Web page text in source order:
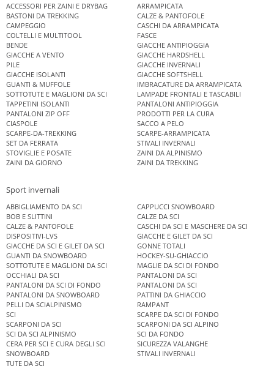
ACCESSORI PER ZAINI E DRYBAG
ARRAMPICATA
BASTONI DA TREKKING
CALZE & PANTOFOLE
CAMPEGGIO
CASCHI DA ARRAMPICATA
COLTELLI E MULTITOOL
FASCE
BENDE
GIACCHE ANTIPIOGGIA
GIACCHE A VENTO
GIACCHE HARDSHELL
PILE
GIACCHE INVERNALI
GIACCHE ISOLANTI
GIACCHE SOFTSHELL
GUANTI & MUFFOLE
IMBRACATURE DA ARRAMPICATA
SOTTOTUTE E MAGLIONI DA SCI
LAMPADE FRONTALI E TASCABILI
TAPPETINI ISOLANTI
PANTALONI ANTIPIOGGIA
PANTALONI ZIP OFF
PRODOTTI PER LA CURA
CIASPOLE
SACCO A PELO
SCARPE-DA-TREKKING
SCARPE-ARRAMPICATA
SET DA FERRATA
STIVALI INVERNALI
STOVIGLIE E POSATE
ZAINI DA ALPINISMO
ZAINI DA GIORNO
ZAINI DA TREKKING
Sport invernali
ABBIGLIAMENTO DA SCI
CAPPUCCI SNOWBOARD
BOB E SLITTINI
CALZE DA SCI
CALZE & PANTOFOLE
CASCHI DA SCI E MASCHERE DA SCI
DISPOSITIVI-LVS
GIACCHE E GILET DA SCI
GIACCHE DA SCI E GILET DA SCI
GONNE TOTALI
GUANTI DA SNOWBOARD
HOCKEY-SU-GHIACCIO
SOTTOTUTE E MAGLIONI DA SCI
MAGLIE DA SCI DI FONDO
OCCHIALI DA SCI
PANTALONI DA SCI
PANTALONI DA SCI DI FONDO
PANTALONI DA SCI
PANTALONI DA SNOWBOARD
PATTINI DA GHIACCIO
PELLI DA SCIALPINISMO
RAMPANT
SCI
SCARPE DA SCI DI FONDO
SCARPONI DA SCI
SCARPONI DA SCI ALPINO
SCI DA SCI ALPINISMO
SCI DA FONDO
CERA PER SCI E CURA DEGLI SCI
SICUREZZA VALANGHE
SNOWBOARD
STIVALI INVERNALI
TUTE DA SCI